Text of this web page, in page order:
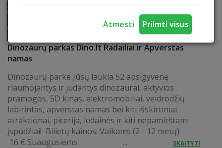
Atmesti Priimti visus
Dinozaurų parkas Dino.lt Radailiai ir Apverstas
namas
Dinozaurų parke Jūsų laukia 52 apsigyvenę
riaumojantys ir judantys dinozaurai, aktyvios
pramogos, 5D kinas, elektromobiliai, veidrodžių
labirintas, apverstas namas bei kiti išskirtiniai
atrakcionai, picerija, ledainės ir kiti nepamirštami
įspūdžiai! Bilietų kainos: Vaikams (2 - 12 metų)
16 € Suaugusiems ...
SKAITYTI